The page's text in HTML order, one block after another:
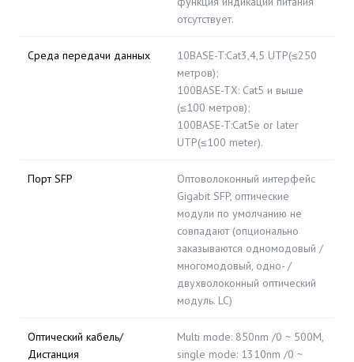
отсутствует.
Среда передачи данных
10BASE-T:Cat3,4,5 UTP(≤250
метров);
100BASE-TX: Cat5 и выше
(≤100 метров);
100BASE-T:Cat5e or later
UTP(≤100 meter).
Порт SFP
Оптоволоконный интерфейс
Gigabit SFP, оптические
модули по умолчанию не
совпадают (опционально
заказываются одномодовый /
многомодовый, одно- /
двухволоконный оптический
модуль. LC)
Оптический кабель/
Дистанция
Multi mode: 850nm /0 ~ 500M,
single mode: 1310nm /0 ~